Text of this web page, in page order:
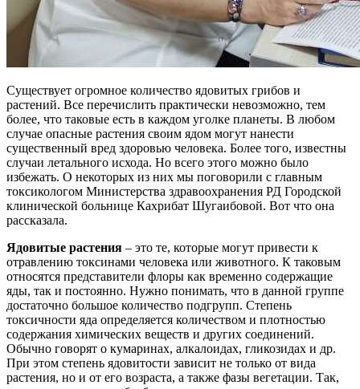
Существует огромное количество ядовитых грибов и
растений. Все перечислить практически невозможно, тем
более, что таковые есть в каждом уголке планеты. В любом
случае опасные растения своим ядом могут нанести
существенный вред здоровью человека. Более того, известны
случаи летального исхода. Но всего этого можно было
избежать. О некоторых из них мы поговорили с главным
токсикологом Министерства здравоохранения РД Городской
клинической больнице Кахрибат Шугаибовой. Вот что она
рассказала.
Ядовитые растения – это те, которые могут привести к
отравлению токсинами человека или животного. К таковым
относятся представители флоры как временно содержащие
яды, так и постоянно. Нужно понимать, что в данной группе
достаточно большое количество подгрупп. Степень
токсичности яда определяется количеством и плотностью
содержания химических веществ и других соединений.
Обычно говорят о кумаринах, алкалоидах, гликозидах и др.
При этом степень ядовитости зависит не только от вида
растения, но и от его возраста, а также фазы вегетации. Так,